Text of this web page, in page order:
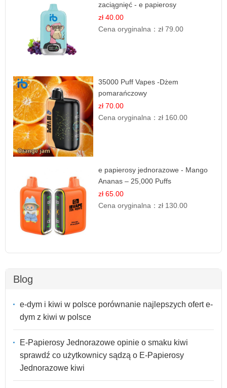
zaciągnięć - e papierosy
zł 40.00
Cena oryginalna：zł 79.00
35000 Puff Vapes -Dżem
pomarańczowy
zł 70.00
Cena oryginalna：zł 160.00
e papierosy jednorazowe - Mango
Ananas – 25,000 Puffs
zł 65.00
Cena oryginalna：zł 130.00
Blog
e-dym i kiwi w polsce porównanie najlepszych ofert e-
dym z kiwi w polsce
E-Papierosy Jednorazowe opinie o smaku kiwi
sprawdź co użytkownicy sądzą o E-Papierosy
Jednorazowe kiwi